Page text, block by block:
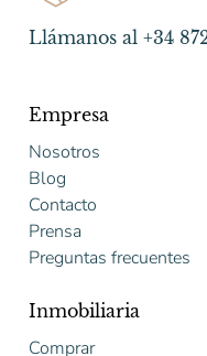
Llámanos al +34
Empresa
Nosotros
Blog
Contacto
Prensa
Preguntas frecuentes
Inmobiliaria
Comprar